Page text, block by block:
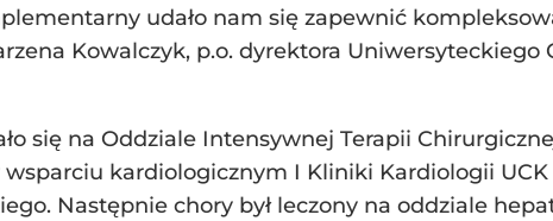
udało nam się zapewnić
Kowalczyk, p.o. dyrektora
się na Oddziale Intensywnej Terapii
kardiologicznym I Kliniki Kardiologii UCK
Następnie chory był leczony na oddziale